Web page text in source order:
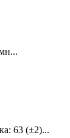
63 (±2)...